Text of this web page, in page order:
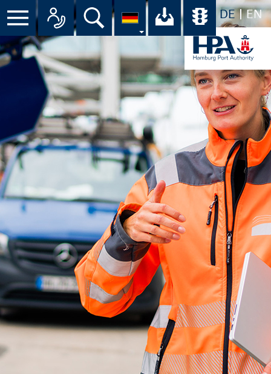
DE EN
Menü Alle Ansprechpartner im
Suche Ihr Download-